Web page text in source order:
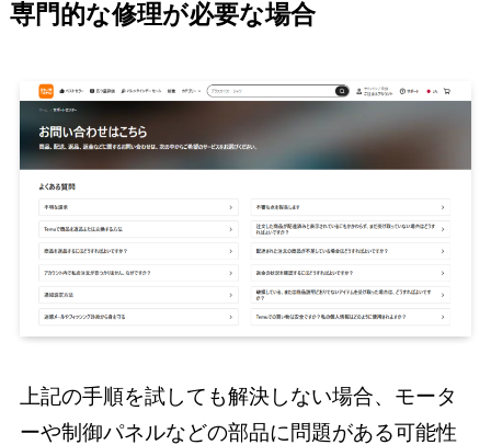
専門的な修理が必要な場合
上記の手順を試しても解決しない場合、モータ
ーや制御パネルなどの部品に問題がある可能性